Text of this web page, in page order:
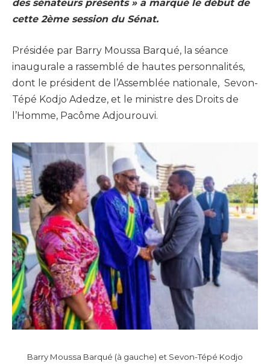
des sénateurs présents » a marqué le début de
cette 2ème session du Sénat.
Présidée par Barry Moussa Barqué, la séance
inaugurale a rassemblé de hautes personnalités,
dont le président de l’Assemblée nationale, Sevon-
Tépé Kodjo Adedze, et le ministre des Droits de
l’Homme, Pacôme Adjourouvi.
Barry Moussa Barqué (à gauche) et Sevon-Tépé Kodjo